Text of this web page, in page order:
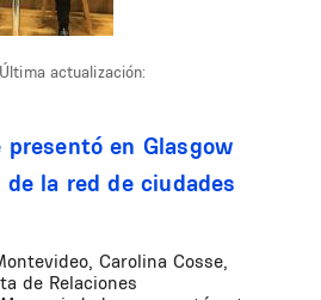
actualización:
presentó en Glasgow
la red de ciudades
Carolina Cosse,
de Relaciones